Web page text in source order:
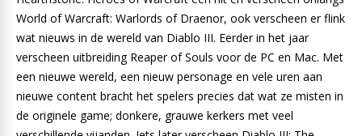
World of Warcraft: Warlords of Draenor, ook verscheen er flink
wat nieuws in de wereld van Diablo III. Eerder in het jaar
verscheen uitbreiding Reaper of Souls voor de PC en Mac. Met
een nieuwe wereld, een nieuw personage en vele uren aan
nieuwe content bracht het spelers precies dat wat ze misten in
de originele game; donkere, grauwe kerkers met veel